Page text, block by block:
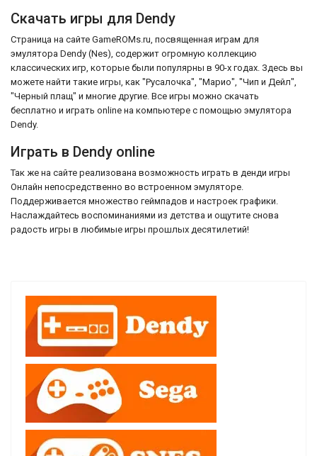
Скачать игры для Dendy
Страница на сайте GameROMs.ru, посвященная играм для
эмулятора Dendy (Nes), содержит огромную коллекцию
классических игр, которые были популярны в 90-х годах. Здесь вы
можете найти такие игры, как "Русалочка", "Марио", "Чип и Дейл",
"Черный плащ" и многие другие. Все игры можно скачать
бесплатно и играть online на компьютере с помощью эмулятора
Dendy.
Играть в Dendy online
Так же на сайте реализована возможность играть в денди игры
Онлайн непосредственно во встроенном эмуляторе.
Поддерживается множество геймпадов и настроек графики.
Наслаждайтесь воспоминаниями из детства и ощутите снова
радость игры в любимые игры прошлых десятилетий!